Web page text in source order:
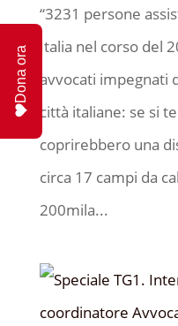
“3231 persone
Italia nel corso del
avvocati impegnati
città italiane: se si
coprirebbero una
circa 17 campi da
200mila...
Dona ora